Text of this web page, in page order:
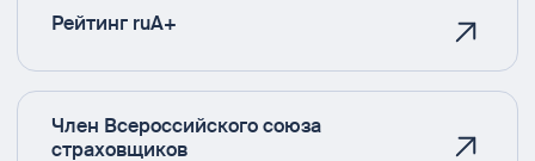
Рейтинг ruA+
Член Всероссийского союза
страховщиков